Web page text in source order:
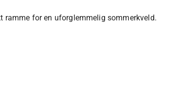
ramme for en uforglemmelig sommerkveld.